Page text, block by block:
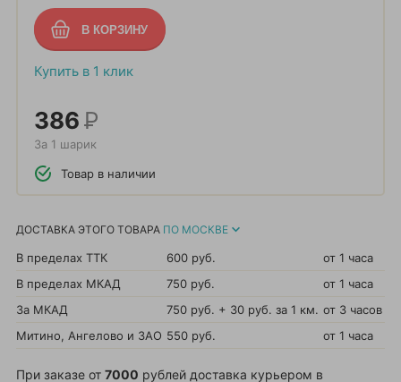
Купить в 1 клик
386Р
За 1 шарик
Товар в наличии
ДОСТАВКА ЭТОГО ТОВАРА ПО МОСКВЕ
В пределах ТТК 600 руб.
от 1 часа
В пределах МКАД
750 руб.
от 1 часа
За МКАД
750 руб. + 30 руб. за 1 км. от 3 часов
Митино, Ангелово и ЗАО 550 руб. от 1 часа
При заказе от 7000 рублей доставка курьером в